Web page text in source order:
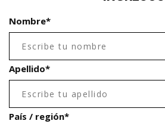
Nombre*
Apellido*
País / región*